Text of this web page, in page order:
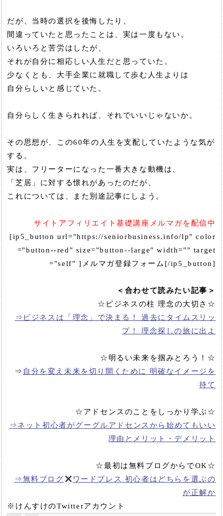
だが、当時の選択を後悔したり、
間違っていたと思ったことは、実は一度もない。
いろいろと苦労はしたが、
それが自分に相応しい人生だと思っていた。
少なくとも、大手企業に就職して歩む人生よりは
自分らしいと感じていた。
自分らしく生きられれば、それでいいじゃないか。
その思想が、この60年の人生を支配していたような気が
する。
実は、フリーターになった一番大きな動機は、
「芝居」に対する憬れがあったのだが、
これについては、また別途記事にしよう。
サイトアフィリエイト基礎講座メルマガを配信中
[ip5_button url="https://seniorbusiness.info/lp" color
="button--red" size="button--large" width="" target
="self" ]メルマガ登録フォーム[/ip5_button]
＜合わせて読みたい記事＞
☆ビジネスの柱 理念の大切さ☆
⇒ビジネスは「理念」で決まる！ 過去にタイムスリッ
プ！ 理念探しの旅に出よ
☆明るい未来を掴みとろう！☆
⇒ 自分を変え未来を切り開くために 明確なイメージを
持て
☆アドセンスのことをしっかり学ぶ☆
⇒ネット初心者がグーグルアドセンスから始めてもいい
理由とメリット・デメリット
☆最初は無料ブログからでOK☆
⇒無料ブログ
ワードプレス 初心者はどちらを選ぶの
が正解か
※けんすけのTwitterアカウント